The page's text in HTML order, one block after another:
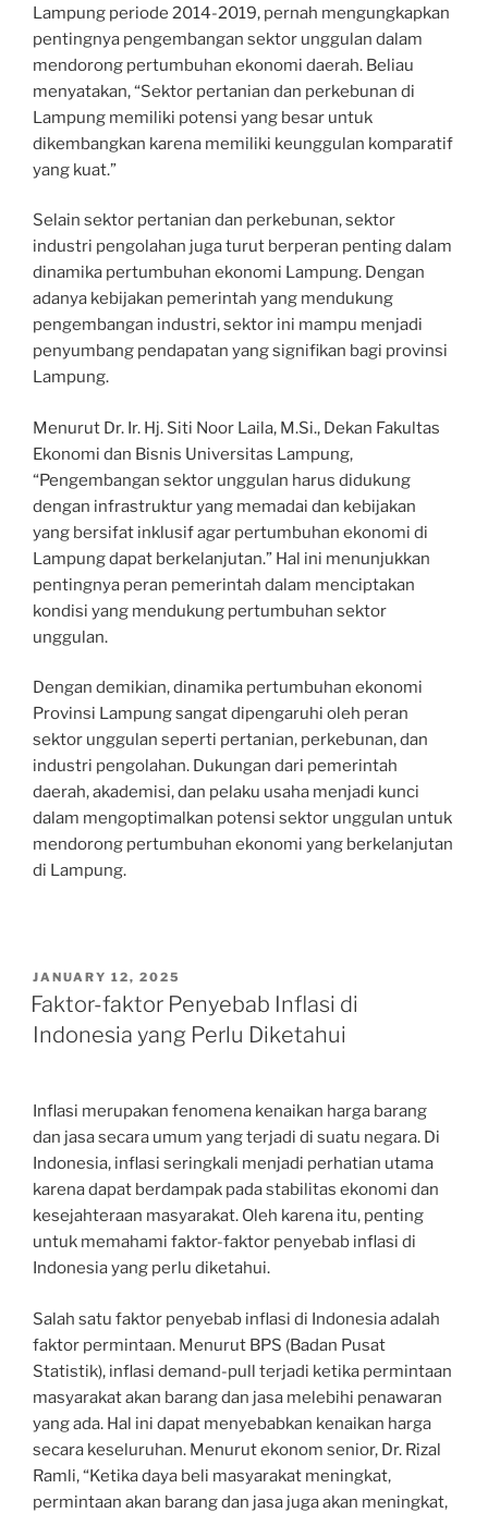
Lampung periode 2014-2019, pernah mengungkapkan
pentingnya pengembangan sektor unggulan dalam
mendorong pertumbuhan ekonomi daerah. Beliau
menyatakan, “Sektor pertanian dan perkebunan di
Lampung memiliki potensi yang besar untuk
dikembangkan karena memiliki keunggulan komparatif
yang kuat.”
Selain sektor pertanian dan perkebunan, sektor
industri pengolahan juga turut berperan penting dalam
dinamika pertumbuhan ekonomi Lampung. Dengan
adanya kebijakan pemerintah yang mendukung
pengembangan industri, sektor ini mampu menjadi
penyumbang pendapatan yang signifikan bagi provinsi
Lampung.
Menurut Dr. Ir. Hj. Siti Noor Laila, M.Si., Dekan Fakultas
Ekonomi dan Bisnis Universitas Lampung,
“Pengembangan sektor unggulan harus didukung
dengan infrastruktur yang memadai dan kebijakan
yang bersifat inklusif agar pertumbuhan ekonomi di
Lampung dapat berkelanjutan.” Hal ini menunjukkan
pentingnya peran pemerintah dalam menciptakan
kondisi yang mendukung pertumbuhan sektor
unggulan.
Dengan demikian, dinamika pertumbuhan ekonomi
Provinsi Lampung sangat dipengaruhi oleh peran
sektor unggulan seperti pertanian, perkebunan, dan
industri pengolahan. Dukungan dari pemerintah
daerah, akademisi, dan pelaku usaha menjadi kunci
dalam mengoptimalkan potensi sektor unggulan untuk
mendorong pertumbuhan ekonomi yang berkelanjutan
di Lampung.
POSTED
ON
JANUARY 12, 2025
Faktor-faktor Penyebab Inflasi di
Indonesia yang Perlu Diketahui
Inflasi merupakan fenomena kenaikan harga barang
dan jasa secara umum yang terjadi di suatu negara. Di
Indonesia, inflasi seringkali menjadi perhatian utama
karena dapat berdampak pada stabilitas ekonomi dan
kesejahteraan masyarakat. Oleh karena itu, penting
untuk memahami faktor-faktor penyebab inflasi di
Indonesia yang perlu diketahui.
Salah satu faktor penyebab inflasi di Indonesia adalah
faktor permintaan. Menurut BPS (Badan Pusat
Statistik), inflasi demand-pull terjadi ketika permintaan
masyarakat akan barang dan jasa melebihi penawaran
yang ada. Hal ini dapat menyebabkan kenaikan harga
secara keseluruhan. Menurut ekonom senior, Dr. Rizal
Ramli, “Ketika daya beli masyarakat meningkat,
permintaan akan barang dan jasa juga akan meningkat,